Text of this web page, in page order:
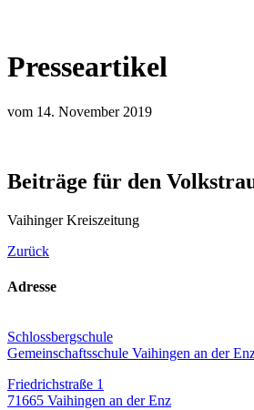
Presseartikel
vom 14. November 2019
Beiträge für den
Vaihinger Kreiszeitung
Zurück
Adresse
Schlossbergschule
Gemeinschaftsschule Vaihingen an der
Friedrichstraße 1
71665 Vaihingen an der Enz